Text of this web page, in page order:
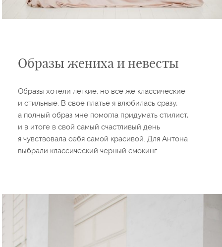
Образы жениха и невесты
Образы хотели легкие, но все же классические
и стильные. В свое платье я влюбилась сразу,
а полный образ мне помогла придумать стилист,
и в итоге в свой самый счастливый день
я чувствовала себя самой красивой. Для Антона
выбрали классический черный смокинг.